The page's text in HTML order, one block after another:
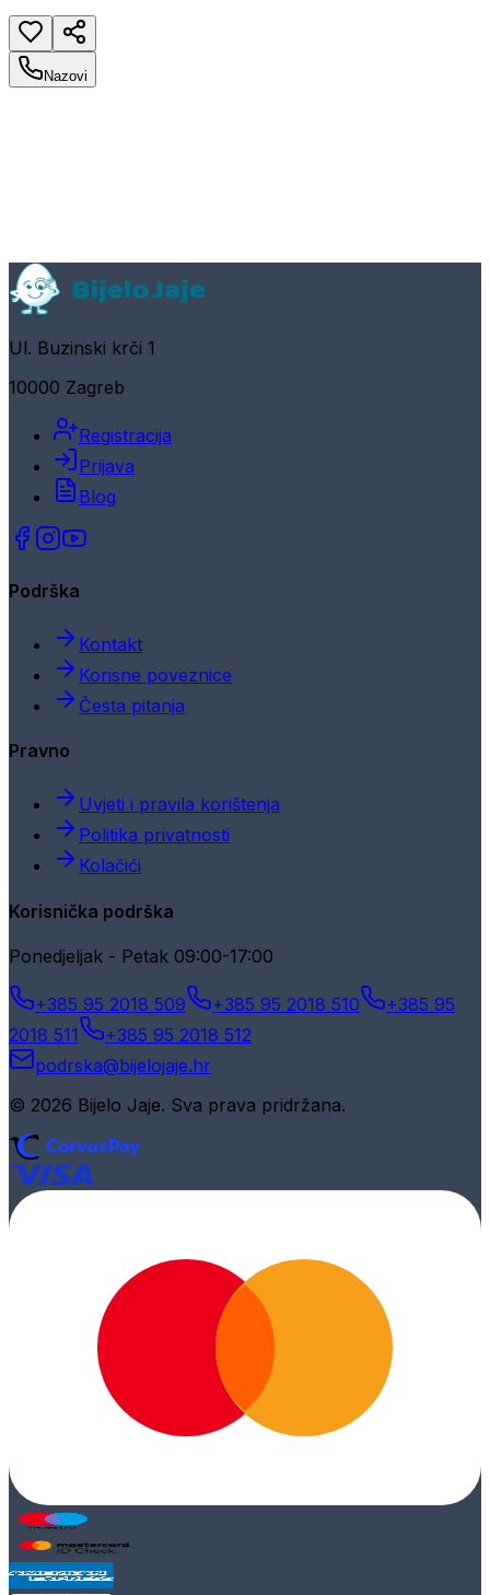
Nazovi
Ul. Buzinski krči 1
10000 Zagreb
Registracija
Prijava
Blog
Podrška
Kontakt
Korisne poveznice
Česta pitanja
Pravno
Uvjeti i pravila korištenja
Politika privatnosti
Kolačići
Korisnička podrška
Ponedjeljak - Petak 09:00-17:00
+385 95 2018 509 +385 95 2018 510
+385 95
2018 511
+385 95 2018 512
podrska@bijelojaje.hr
© 2026 Bijelo Jaje. Sva prava pridržana.